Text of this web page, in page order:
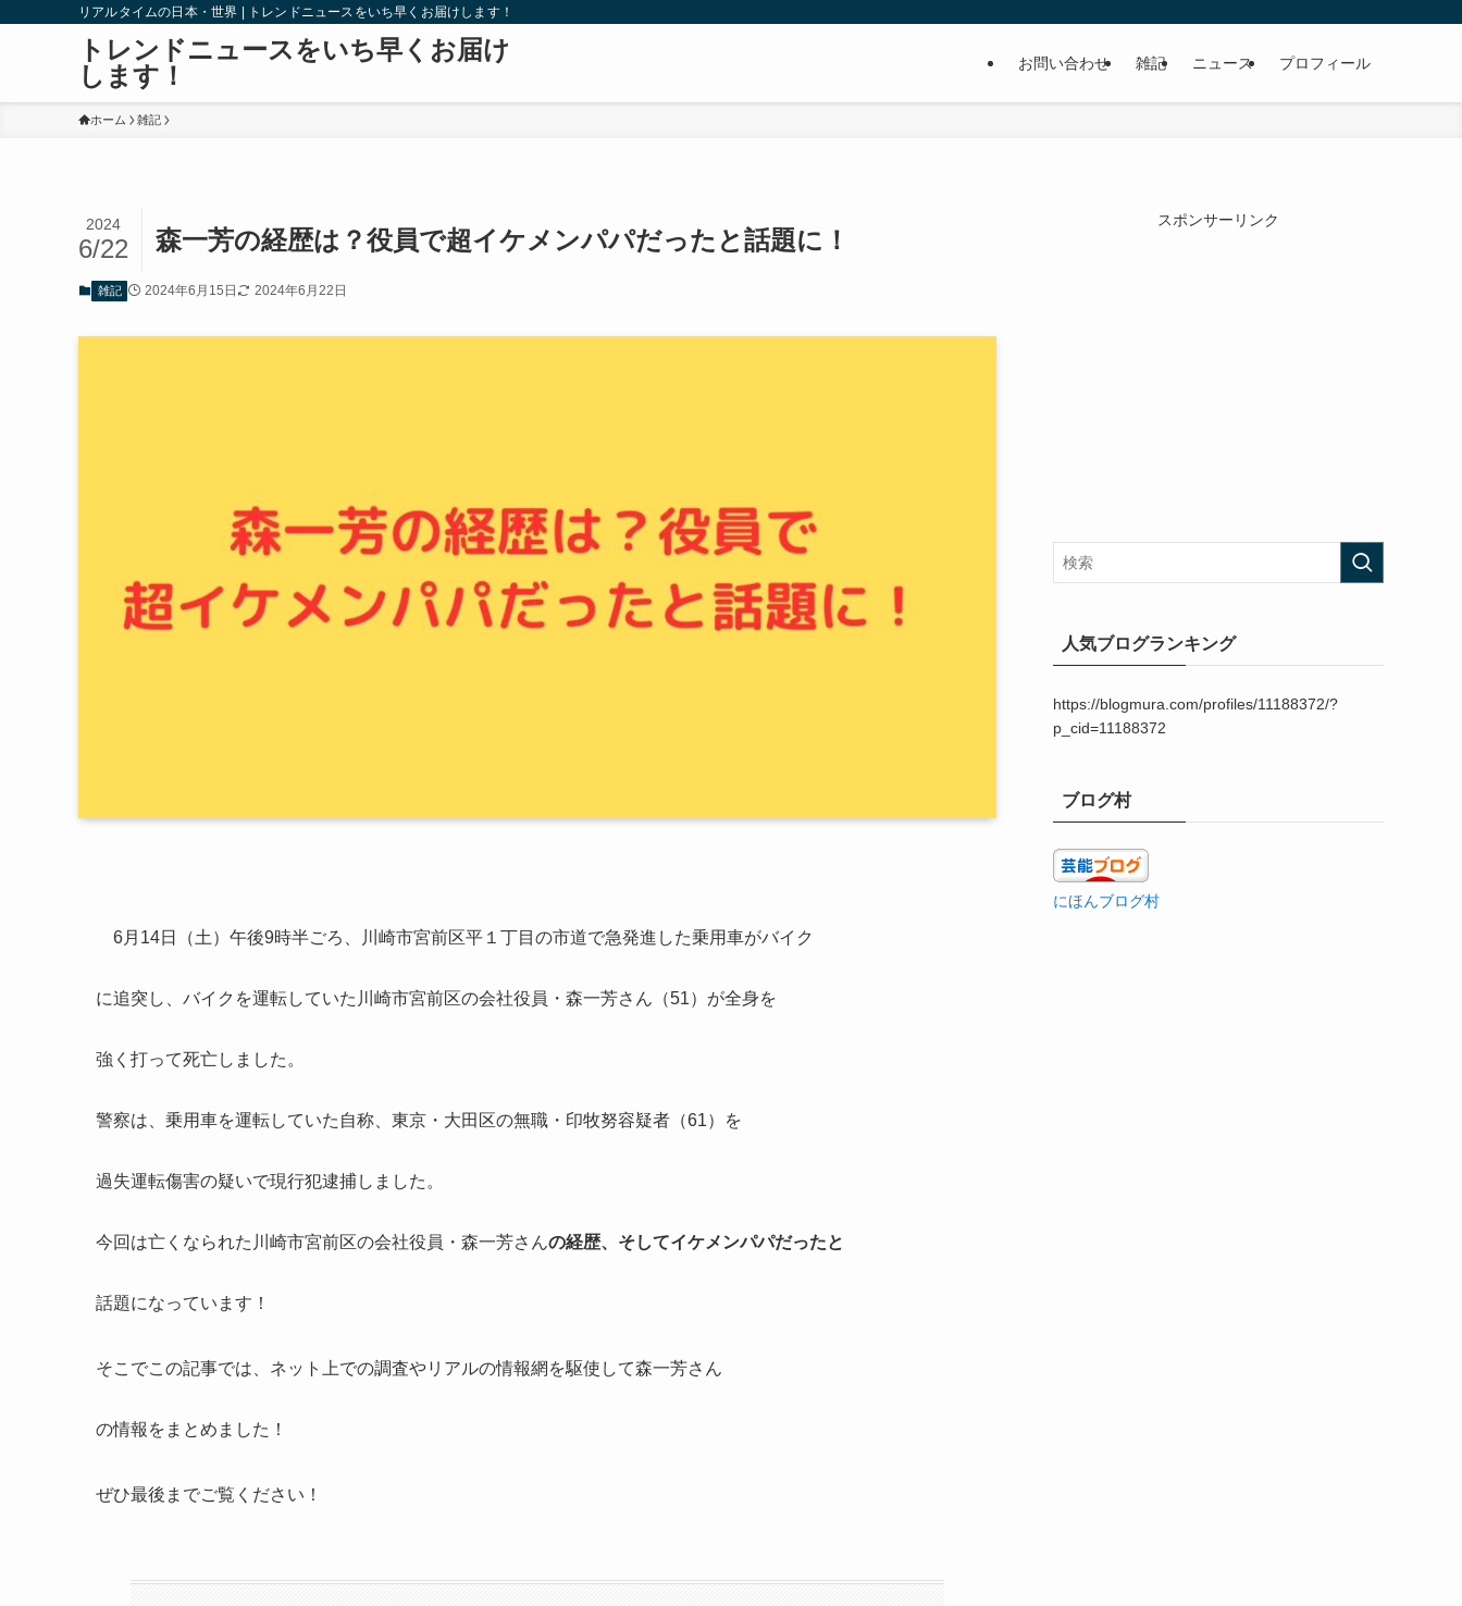
リアルタイムの日本・世界 | トレンドニュースをいち早くお届けします！
トレンドニュースをいち早くお届け
します！
お問い合わせ 雑記 ニュース プロフィール
ホーム 雑記
森一芳の経歴は？役員で超イケメンパパだったと話題に！
2024
6/22
雑記 2024年6月15日 2024年6月22日
6月14日（土）午後9時半ごろ、川崎市宮前区平１丁目の市道で急発進した乗用車がバイク
に追突し、バイクを運転していた 川崎市宮前区の会社役員・森一芳さん（51） が全身を
強く打って死亡しました。
警察は、乗用車を運転していた自称、 東京・大田区の無職・印牧努容疑者（61） を
過失運転傷害の疑いで現行犯逮捕しました。
今回は亡くなられた 川崎市宮前区の会社役員・森一芳さんの経歴、そしてイケメンパパだったと
話題になっています！
そこでこの記事では、ネット上での調査やリアルの情報網を駆使して森一芳さん
の情報をまとめました！
ぜひ最後までご覧ください！
スポンサーリンク
人気ブログランキング
https://blogmura.com/profiles/11188372/?
p_cid=11188372
ブログ村
にほんブログ村